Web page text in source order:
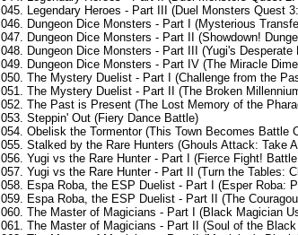
045. Legendary Heroes - Part III (Duel Monsters Quest
046. Dungeon Dice Monsters - Part I (Mysterious
047. Dungeon Dice Monsters - Part II (Showdown!
048. Dungeon Dice Monsters - Part III (Yugi's
049. Dungeon Dice Monsters - Part IV (The Miracle
050. The Mystery Duelist - Part I (Challenge from the
051. The Mystery Duelist - Part II (The Broken
052. The Past is Present (The Lost Memory of the
053. Steppin' Out (Fiery Dance Battle)
054. Obelisk the Tormentor (This Town Becomes Battle
055. Stalked by the Rare Hunters (Ghouls Attack: Take
056. Yugi vs the Rare Hunter - Part I (Fierce Fight!
057. Yugi vs the Rare Hunter - Part II (Turn the Tables:
058. Espa Roba, the ESP Duelist - Part I (Esper Roba:
059. Espa Roba, the ESP Duelist - Part II (The
060. The Master of Magicians - Part I (Black Magician
061. The Master of Magicians - Part II (Soul of the